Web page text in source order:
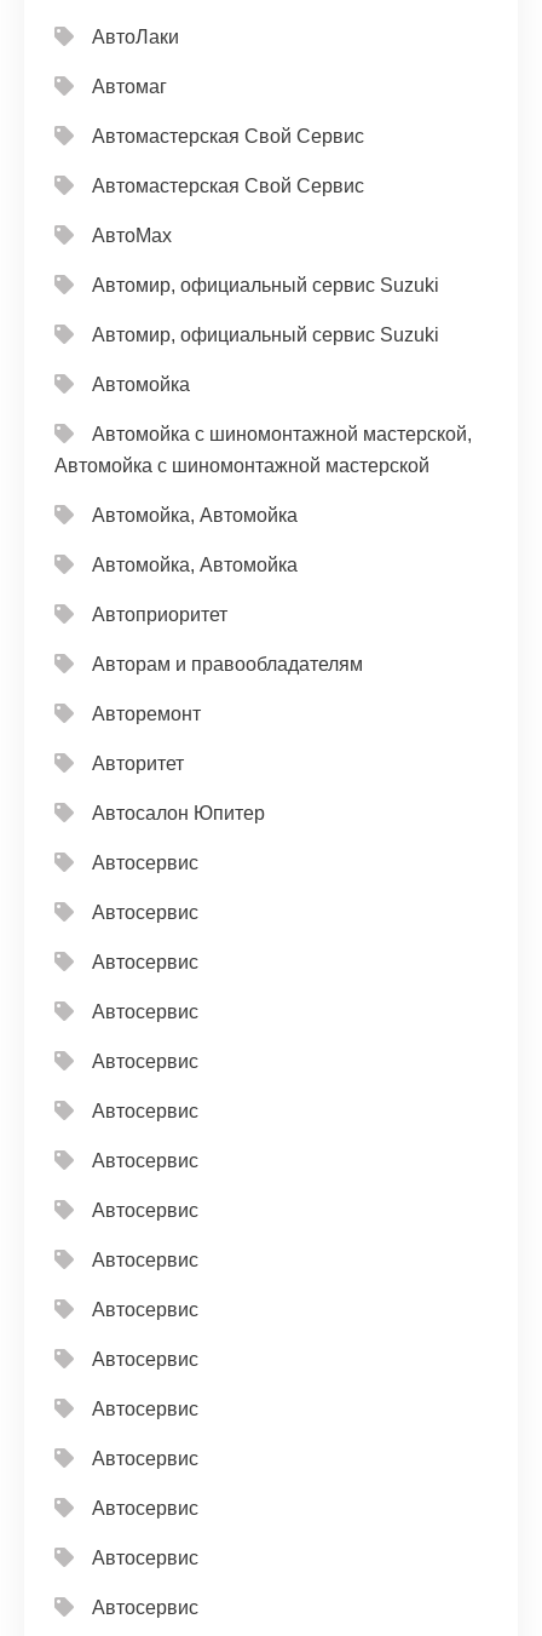
АвтоЛаки
Автомаг
Автомастерская Свой Сервис
Автомастерская Свой Сервис
АвтоМах
Автомир, официальный сервис Suzuki
Автомир, официальный сервис Suzuki
Автомойка
Автомойка с шиномонтажной мастерской,
Автомойка с шиномонтажной мастерской
Автомойка, Автомойка
Автомойка, Автомойка
Автоприоритет
Авторам и правообладателям
Авторемонт
Авторитет
Автосалон Юпитер
Автосервис
Автосервис
Автосервис
Автосервис
Автосервис
Автосервис
Автосервис
Автосервис
Автосервис
Автосервис
Автосервис
Автосервис
Автосервис
Автосервис
Автосервис
Автосервис